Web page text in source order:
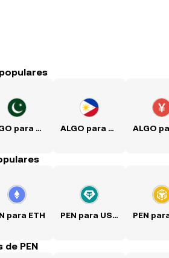
ALGO para PKR ALGO para PHP
para ETH PEN para USDT PEN
PEN